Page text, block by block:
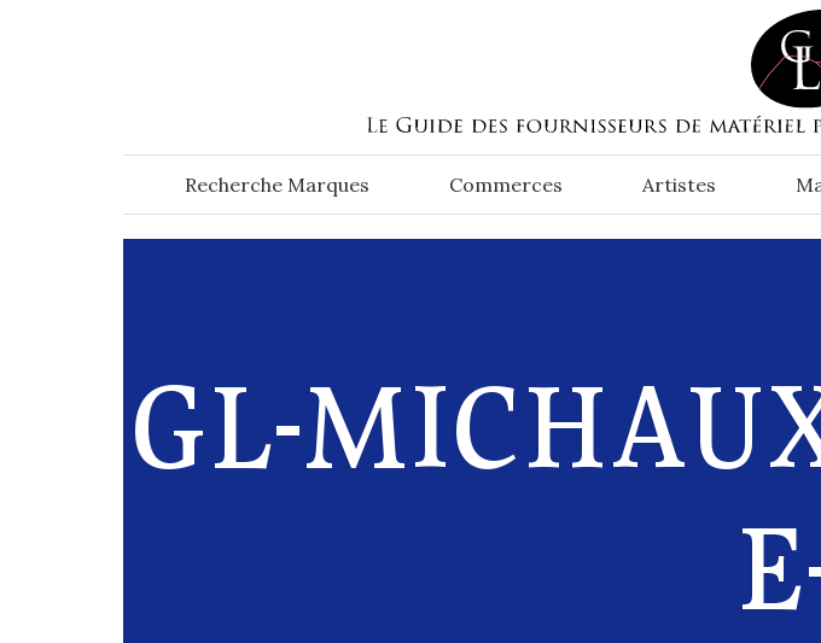
Recherche Marques Commerces Artistes
GL-